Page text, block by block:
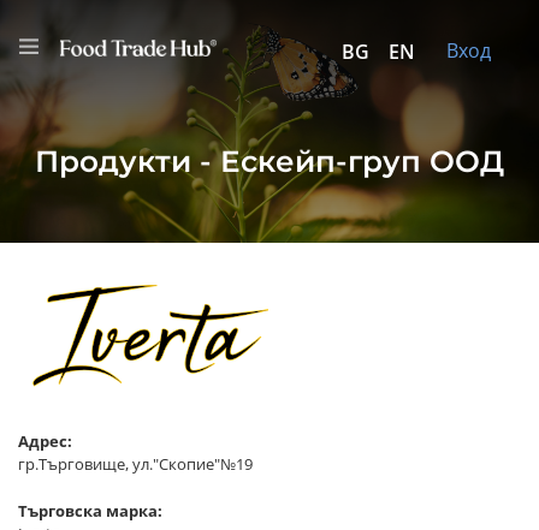
BG EN Вход
Продукти - Ескейп-груп ООД
Адрес:
гр.Търговище, ул."Скопие"№19
Търговска марка: